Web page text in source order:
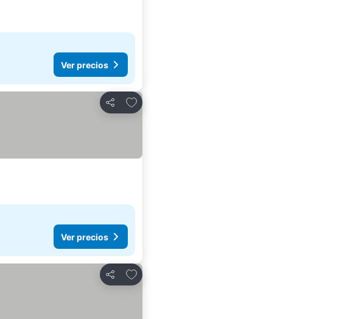
Ver precios
Compartir
Añadir a favoritos
Ver precios
Compartir
Añadir a favoritos